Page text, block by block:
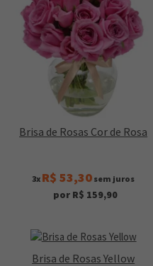
Brisa de Rosas Cor de Rosa
3x R$ 53,30 sem juros
por R$ 159,90
Brisa de Rosas Yellow